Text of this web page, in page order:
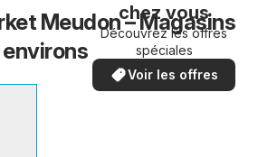
chez vous
Découvrez les offres
spéciales
Voir les offres
Meudon – Magasins